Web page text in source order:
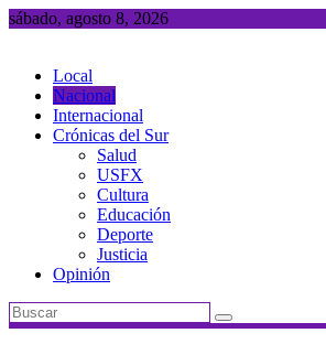
Saltar
sábado, agosto 8, 2026
Local
Nacional
Internacional
Crónicas del Sur
Salud
USFX
Cultura
Educación
Deporte
Justicia
Opinión